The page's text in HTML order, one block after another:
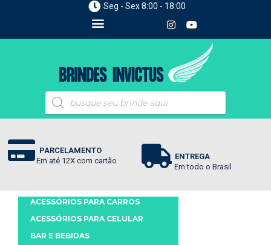
Seg - Sex 8:00 - 18:00
PARCELAMENTO
Em até 12X com cartão
ENTREGA
Em todo o Brasil
ACESSÓRIOS PARA CARROS
ACESSÓRIOS PARA CELULAR
BAR E BEBIDAS